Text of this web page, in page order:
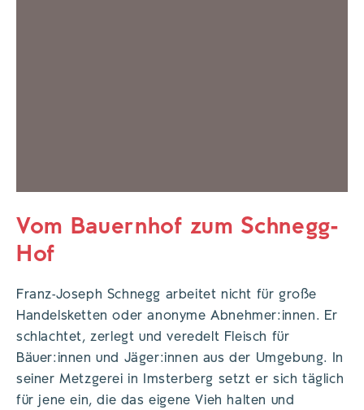
Vom Bauernhof zum Schnegg-
Hof
Franz-Joseph Schnegg arbeitet nicht für große
Handelsketten oder anonyme Abnehmer:innen. Er
schlachtet, zerlegt und veredelt Fleisch für
Bäuer:innen und Jäger:innen aus der Umgebung. In
seiner Metzgerei in Imsterberg setzt er sich täglich
für jene ein, die das eigene Vieh halten und